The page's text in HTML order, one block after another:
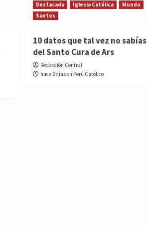
Destacada Iglesia Católica
Mundo
Santos
10 datos que tal vez no sabías
del Santo Cura de Ars
Redacción Central
hace 2 días en Perú Católico